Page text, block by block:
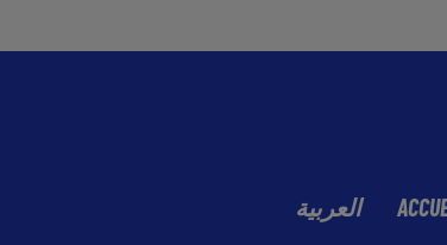
العربية